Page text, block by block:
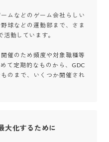
ムなどのゲーム会社らしい
球などの運動部まで、さま
動しています。
催のため頻度や対象職種等
て定期的なものから、GDC
のまで、いくつか開催され
大化するために